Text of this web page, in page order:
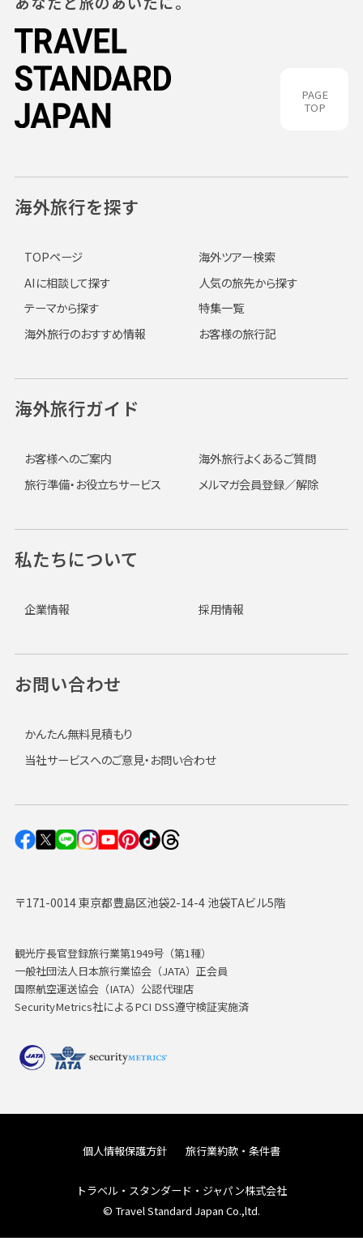
PAGE
TOP
〒171-0014 東京都豊島区池袋2-14-4 池袋TAビル5階
観光庁長官登録旅行業第1949号（第1種）
一般社団法人日本旅行業協会（JATA）正会員
国際航空運送協会（IATA）公認代理店
SecurityMetrics社によるPCI DSS遵守検証実施済
海外旅行を探す
TOPページ
海外ツアー検索
AIに相談して探す
人気の旅先から探す
テーマから探す
特集一覧
海外旅行のおすすめ情報
お客様の旅行記
海外旅行ガイド
お客様へのご案内
海外旅行よくあるご質問
旅行準備・お役立ちサービス
メルマガ会員登録／解除
私たちについて
企業情報 採用情報
お問い合わせ
かんたん無料見積もり
当社サービスへのご意見・お問い合わせ
個人情報保護方針 旅行業約款・条件書
トラベル・スタンダード・ジャパン株式会社
© Travel Standard Japan Co.,ltd.